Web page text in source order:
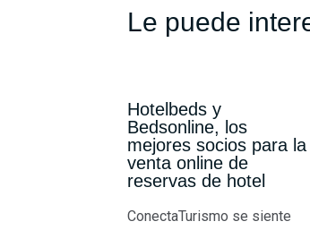
n
p
r
Le puede
Hotelbeds y
Bedsonline, los
mejores socios para la
venta online de
reservas de hotel
ConectaTurismo se siente